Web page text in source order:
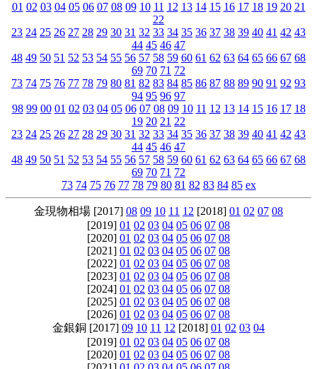
01 02 03 04 05 06 07 08 09 10 11 12 13 14 15 16 17 18 19 20 21
22
23 24 25 26 27 28 29 30 31 32 33 34 35 36 37 38 39 40 41 42 43
44 45 46 47
48 49 50 51 52 53 54 55 56 57 58 59 60 61 62 63 64 65 66 67 68
69 70 71 72
73 74 75 76 77 78 79 80 81 82 83 84 85 86 87 88 89 90 91 92 93
94 95 96 97
98 99 00 01 02 03 04 05 06 07 08 09 10 11 12 13 14 15 16 17 18
19 20 21 22
23 24 25 26 27 28 29 30 31 32 33 34 35 36 37 38 39 40 41 42 43
44 45 46 47
48 49 50 51 52 53 54 55 56 57 58 59 60 61 62 63 64 65 66 67 68
69 70 71 72
73 74 75 76 77 78 79 80 81 82 83 84 85 ex
金現物相場 [2017] 08 09 10 11 12 [2018] 01 02 07 08
[2019] 01 02 03 04 05 06 07 08
[2020] 01 02 03 04 05 06 07 08
[2021] 01 02 03 04 05 06 07 08
[2022] 01 02 03 04 05 06 07 08
[2023] 01 02 03 04 05 06 07 08
[2024] 01 02 03 04 05 06 07 08
[2025] 01 02 03 04 05 06 07 08
[2026] 01 02 03 04 05 06 07 08
金銀銅 [2017] 09 10 11 12 [2018] 01 02 03 04
[2019] 01 02 03 04 05 06 07 08
[2020] 01 02 03 04 05 06 07 08